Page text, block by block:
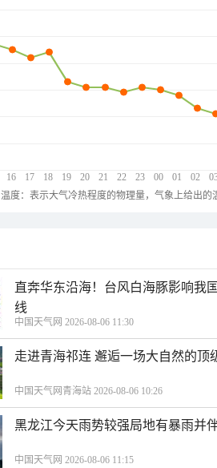
16 17 18 19 20 21 22 23 00 01 02
温度：表示大气冷热程度的物理量，气象上给出
直奔华东沿海！台风白海豚影响我
线
中国天气网 2026-08-06 11:30
走进青海祁连 邂逅一场大自然的顶
中国天气网青海站 2026-08-06 10:26
黑龙江今天雨势较强局地有暴雨并
中国天气网 2026-08-06 11:15